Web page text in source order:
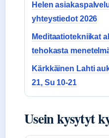
Helen
yhteystiedot 2026
Meditaatiotekniikat
tehokasta
Kärkkäinen Lahti
21, Su 10-21
Usein kysytyt